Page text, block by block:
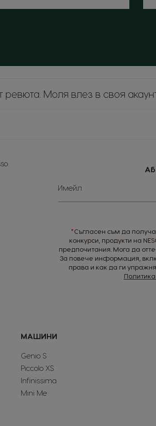
ревюта. Моля влез в своя
Sign
Up
for
Имейл
*Съгласен съм да
конкурси, продукти на
предпочитания. Мога да
За повече информация,
права и как да ги
Политика
МАШИНИ
Genio S
Piccolo XS
Infinissima
Mini Me